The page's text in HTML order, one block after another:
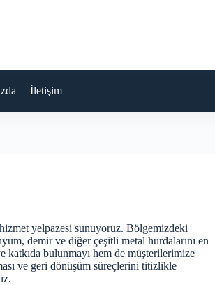
İletişim
yelpazesi sunuyoruz. Bölgemizdeki
demir ve diğer çeşitli metal hurdalarını en
katkıda bulunmayı hem de müşterilerimize
ve geri dönüşüm süreçlerini titizlikle